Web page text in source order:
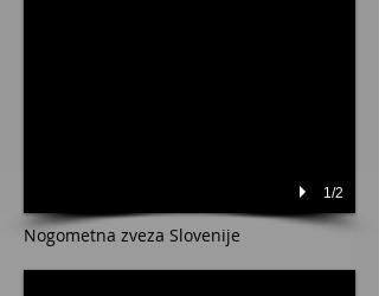
Nogometna zveza Slovenije
1/2